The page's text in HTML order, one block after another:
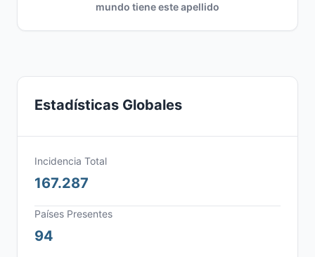
mundo tiene este apellido
Estadísticas Globales
Incidencia Total
167.287
Países Presentes
94